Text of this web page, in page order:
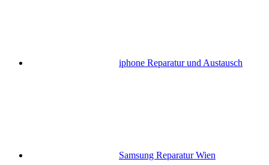
iphone Reparatur und Austausch
Samsung Reparatur Wien